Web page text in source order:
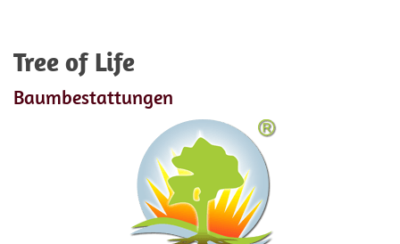
Tree of Life
Baumbestattungen